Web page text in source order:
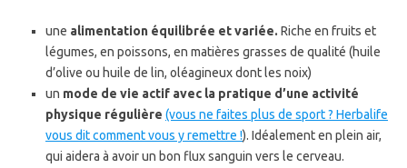
une alimentation équilibrée et variée. Riche en fruits et
légumes, en poissons, en matières grasses de qualité (huile
d’olive ou huile de lin, oléagineux dont les noix)
un mode de vie actif avec la pratique d’une activité
physique régulière (vous ne faites plus de sport ? Herbalife
vous dit comment vous y remettre !). Idéalement en plein air,
qui aidera à avoir un bon flux sanguin vers le cerveau.